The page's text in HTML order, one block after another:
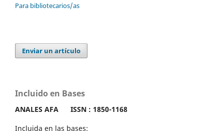
Para bibliotecarios/as
Enviar un artículo
Incluido en Bases
ANALES AFA ISSN : 1850-1168
Incluida en las bases: